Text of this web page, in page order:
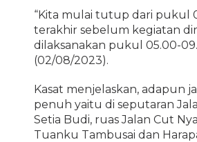
a
n
A
r
u
L
a
l
“Kita mulai tutup dari pukul
terakhir sebelum kegiatan
dilaksanakan pukul 05.00-
(02/08/2023).
Kasat menjelaskan, adapun
penuh yaitu di seputaran
Setia Budi, ruas Jalan Cut
Tuanku Tambusai dan